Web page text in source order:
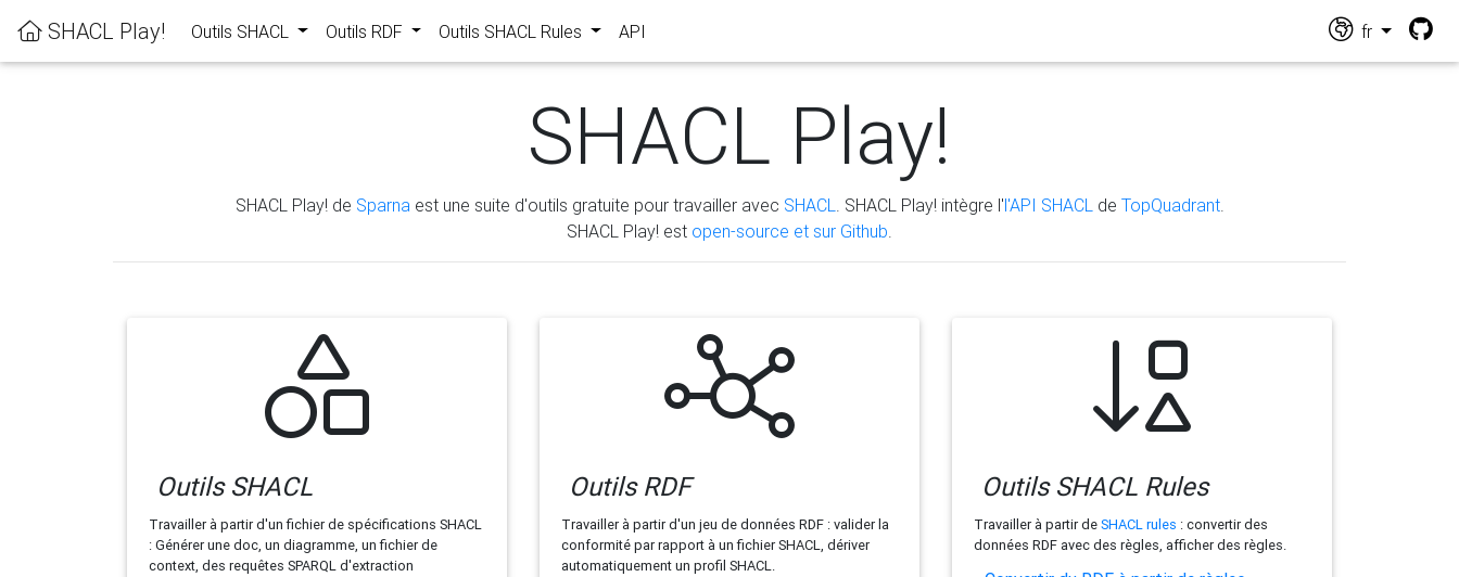
SHACL Play! Outils SHACL Outils RDF Outils SHACL Rules API fr
SHACL Play!
SHACL Play! de Sparna est une suite d'outils gratuite pour travailler avec SHACL . SHACL Play! intègre l'l'API SHACL de TopQuadrant.
SHACL Play! est open-source et sur Github
Outils SHACL
Travailler à partir d'un fichier de spécifications SHACL
: Générer une doc, un diagramme, un fichier de
context, des requêtes SPARQL d'extraction
Outils RDF
Travailler à partir d'un jeu de données RDF : valider la
conformité par rapport à un fichier SHACL, dériver
automatiquement un profil SHACL.
Outils SHACL Rules
Travailler à partir deSHACL rules : convertir des
données RDF avec des règles, afficher des règles.